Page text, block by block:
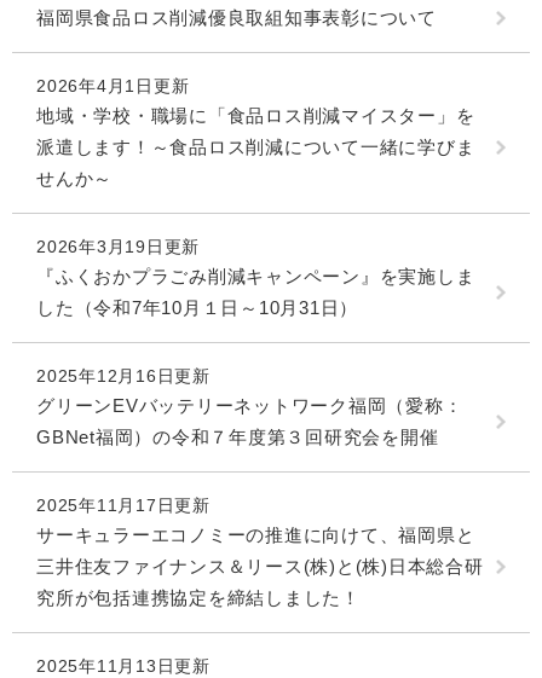
福岡県食品ロス削減優良取組知事表彰について
2026年4月1日更新
地域・学校・職場に「食品ロス削減マイスター」を
派遣します！～食品ロス削減について一緒に学びま
せんか～
2026年3月19日更新
『ふくおかプラごみ削減キャンペーン』を実施しま
した（令和7年10月１日～10月31日）
2025年12月16日更新
グリーンEVバッテリーネットワーク福岡（愛称：
GBNet福岡）の令和７年度第３回研究会を開催
2025年11月17日更新
サーキュラーエコノミーの推進に向けて、福岡県と
三井住友ファイナンス＆リース(株)と(株)日本総合研
究所が包括連携協定を締結しました！
2025年11月13日更新